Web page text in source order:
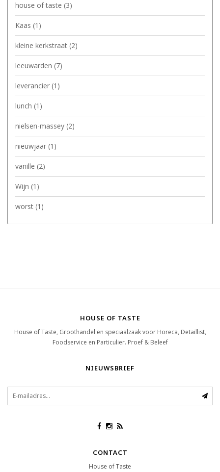
house of taste (3)
Kaas (1)
kleine kerkstraat (2)
leeuwarden (7)
leverancier (1)
lunch (1)
nielsen-massey (2)
nieuwjaar (1)
vanille (2)
Wijn (1)
worst (1)
HOUSE OF TASTE
House of Taste, Groothandel en speciaalzaak voor Horeca, Detaillist,
Foodservice en Particulier. Proef & Beleef
NIEUWSBRIEF
CONTACT
House of Taste